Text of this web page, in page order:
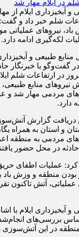
و آبخیزداری ایلام از
شلم خبر داد و گفت:
نیروهای عملیاتی
لکه‌گیری ادامه دارد.
طبیعی و
تیرماه در گفت‌وگو با
نیروهای منابع
مردمی مهار شد و
دارد.
گزارش
و استان به همراه
در محل حضور
عملیات اطفای
منطقه و وزش باد
عملیاتی، آتش تاکنون
آبخیزداری ایلام با
بررسی‌های
در این